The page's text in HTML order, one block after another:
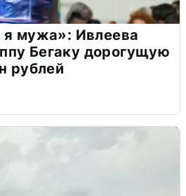
я мужа»: Ивлеева
Бегаку дорогущую
рублей